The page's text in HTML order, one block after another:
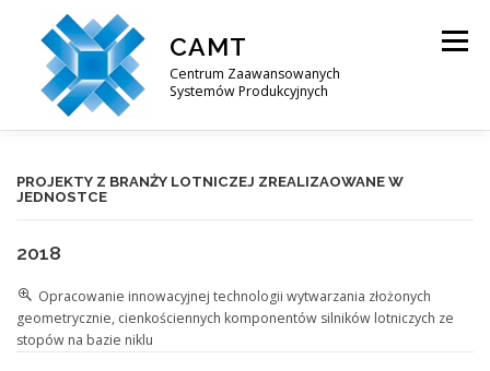
CAMT
Centrum Zaawansowanych
Systemów Produkcyjnych
Menu
OFERTA BADAWCZA
KONTAKT
PROJEKTY Z BRANŻY LOTNICZEJ ZREALIZAOWANE W
JEDNOSTCE
2018
Opracowanie innowacyjnej technologii wytwarzania złożonych
geometrycznie, cienkościennych komponentów silników lotniczych ze
stopów na bazie niklu